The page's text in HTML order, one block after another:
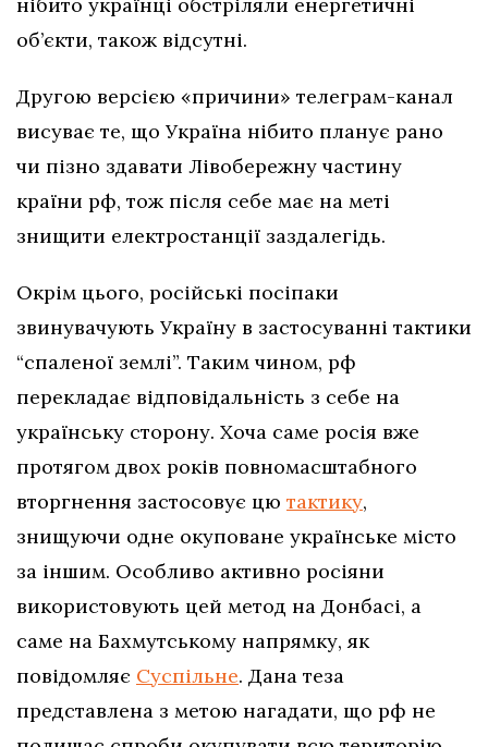
об’єкти, також відсутні.
Другою версією «причини» телеграм-канал
висуває те, що Україна нібито планує рано
чи пізно здавати Лівобережну частину
країни рф, тож після себе має на меті
знищити електростанції заздалегідь.
Окрім цього, російські посіпаки
звинувачують Україну в застосуванні тактики
“спаленої землі”. Таким чином, рф
перекладає відповідальність з себе на
українську сторону. Хоча саме росія вже
протягом двох років повномасштабного
вторгнення застосовує цю тактику,
знищуючи одне окуповане українське місто
за іншим. Особливо активно росіяни
використовують цей метод на Донбасі, а
саме на Бахмутському напрямку, як
повідомляє Суспільне. Дана теза
представлена з метою нагадати, що рф не